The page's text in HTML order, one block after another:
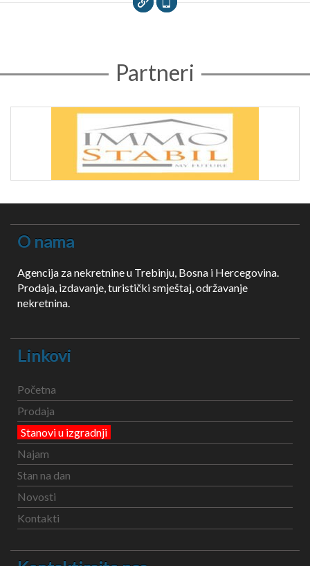
Partneri
O nama
Agencija za nekretnine u Trebinju, Bosna i Hercegovina.
Prodaja, izdavanje, turistički smještaj, održavanje
nekretnina.
Linkovi
Početna
Prodaja
Stanovi u izgradnji
Najam
Stan na dan
Novosti
Kontakti